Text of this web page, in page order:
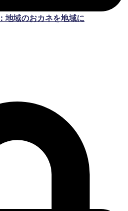
地域のおカネを地域に